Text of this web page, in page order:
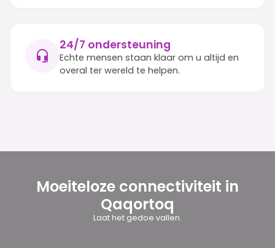
24/7 ondersteuning
Echte mensen staan klaar om u altijd en
overal ter wereld te helpen.
Moeiteloze connectiviteit in
Qaqortoq
Laat het gedoe vallen.